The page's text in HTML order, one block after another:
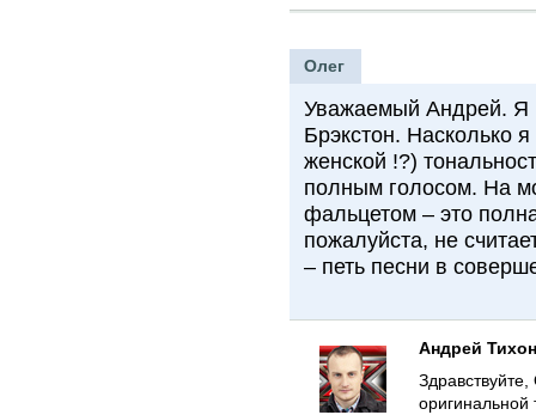
Олег
Уважаемый Андрей. Я
Брэкстон. Насколько
женской !?)
полным голосом. На
фальцетом – это
пожалуйста, не
– петь песни в
Андрей
оригинальной